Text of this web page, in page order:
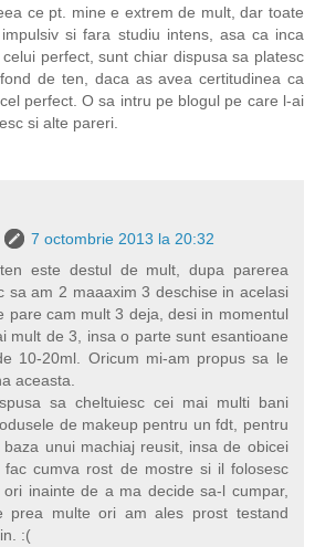
ce pt. mine e extrem de mult, dar toate
si fara studiu intens, asa ca inca
perfect, sunt chiar dispusa sa platesc
de ten, daca as avea certitudinea ca
perfect. O sa intru pe blogul pe care l-ai
si alte pareri.
7 octombrie 2013 la 20:32
este destul de mult, dupa parerea
sa am 2 maaaxim 3 deschise in acelasi
pare cam mult 3 deja, desi in momentul
mult de 3, insa o parte sunt esantioane
10-20ml. Oricum mi-am propus sa le
aceasta.
sa cheltuiesc cei mai multi bani
de makeup pentru un fdt, pentru
unui machiaj reusit, insa de obicei
fac cumva rost de mostre si il folosesc
inainte de a ma decide sa-l cumpar,
prea multe ori am ales prost testand
:(